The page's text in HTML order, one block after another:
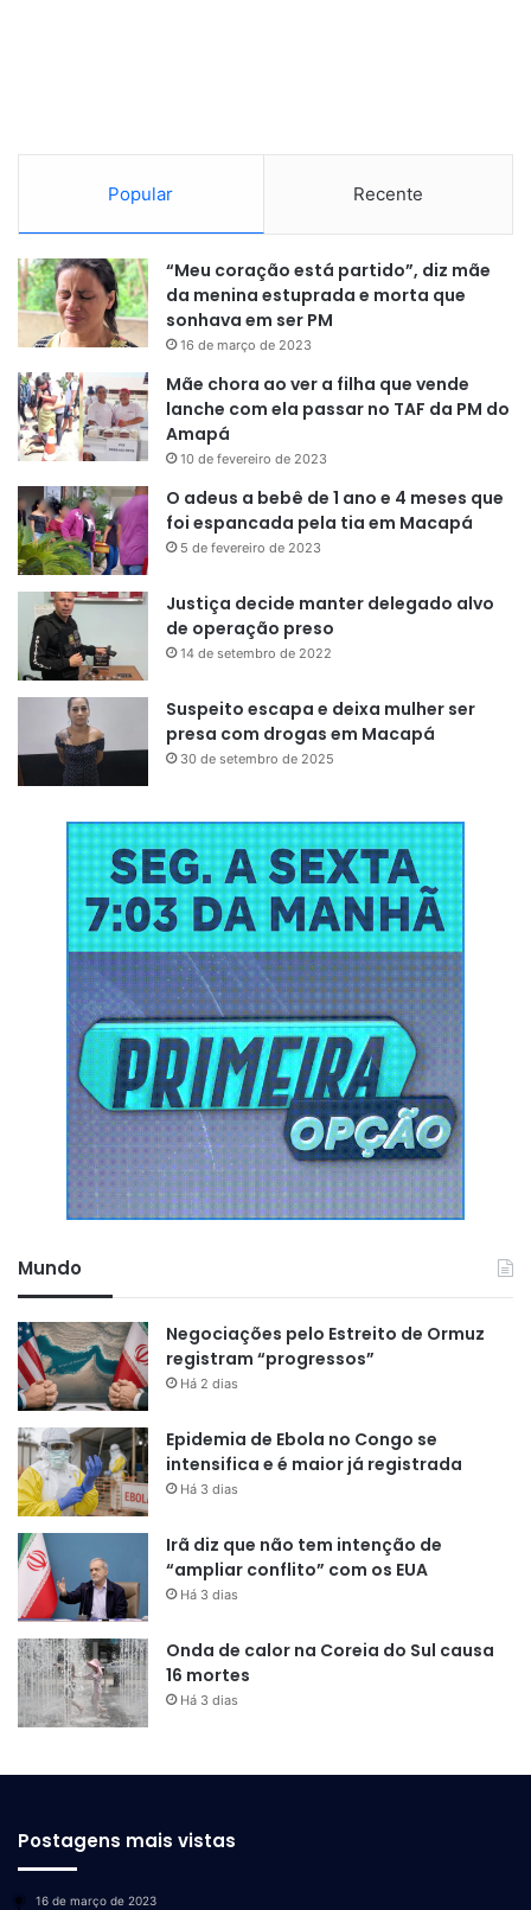
Popular Recente
“Meu coração está partido”, diz mãe
da menina estuprada e morta que
sonhava em ser PM
16 de março de 2023
Mãe chora ao ver a filha que vende
lanche com ela passar no TAF da PM do
Amapá
10 de fevereiro de 2023
O adeus a bebê de 1 ano e 4 meses que
foi espancada pela tia em Macapá
5 de fevereiro de 2023
Justiça decide manter delegado alvo
de operação preso
14 de setembro de 2022
Suspeito escapa e deixa mulher ser
presa com drogas em Macapá
30 de setembro de 2025
Mundo
Negociações pelo Estreito de Ormuz
registram “progressos”
Há 2 dias
Epidemia de Ebola no Congo se
intensifica e é maior já registrada
Há 3 dias
Irã diz que não tem intenção de
“ampliar conflito” com os EUA
Há 3 dias
Onda de calor na Coreia do Sul causa
16 mortes
Há 3 dias
Postagens mais vistas
16 de março de 2023